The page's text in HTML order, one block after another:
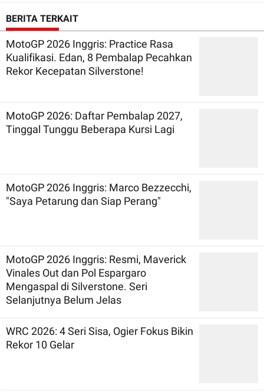
BERITA TERKAIT
MotoGP 2026 Inggris: Practice Rasa
Kualifikasi. Edan, 8 Pembalap Pecahkan
Rekor Kecepatan Silverstone!
MotoGP 2026: Daftar Pembalap 2027,
Tinggal Tunggu Beberapa Kursi Lagi
MotoGP 2026 Inggris: Marco Bezzecchi,
"Saya Petarung dan Siap Perang"
MotoGP 2026 Inggris: Resmi, Maverick
Vinales Out dan Pol Espargaro
Mengaspal di Silverstone. Seri
Selanjutnya Belum Jelas
WRC 2026: 4 Seri Sisa, Ogier Fokus Bikin
Rekor 10 Gelar